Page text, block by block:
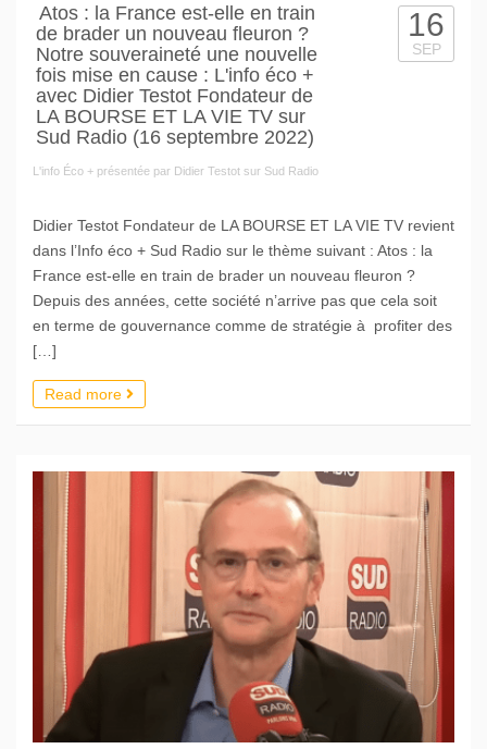
Atos : la France est-elle en train
de brader un nouveau fleuron ?
Notre souveraineté une nouvelle
fois mise en cause : L'info éco +
avec Didier Testot Fondateur de
LA BOURSE ET LA VIE TV sur
Sud Radio (16 septembre 2022)
L'info Éco + présentée par Didier Testot sur Sud Radio
16
SEP
Didier Testot Fondateur de LA BOURSE ET LA VIE TV revient
dans l’Info éco + Sud Radio sur le thème suivant : Atos : la
France est-elle en train de brader un nouveau fleuron ?
Depuis des années, cette société n’arrive pas que cela soit
en terme de gouvernance comme de stratégie à profiter des
[…]
Read more